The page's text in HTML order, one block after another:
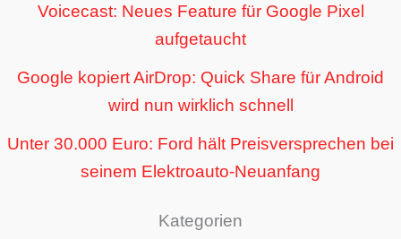
Voicecast: Neues Feature für Google Pixel
aufgetaucht
Google kopiert AirDrop: Quick Share für Android
wird nun wirklich schnell
Unter 30.000 Euro: Ford hält Preisversprechen bei
seinem Elektroauto-Neuanfang
Kategorien